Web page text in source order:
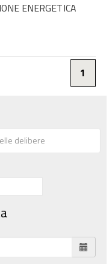
ENERGETICA
1